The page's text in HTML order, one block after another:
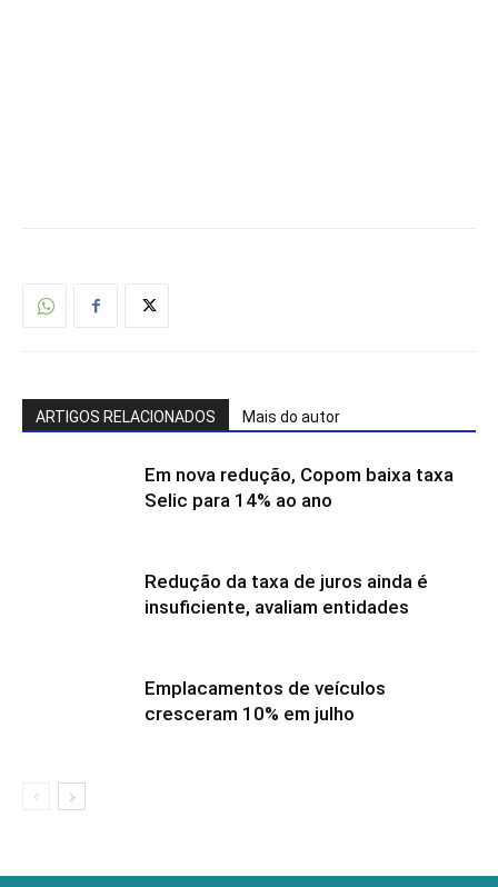
ARTIGOS RELACIONADOS Mais do autor
Em nova redução, Copom baixa taxa
Selic para 14% ao ano
Redução da taxa de juros ainda é
insuficiente, avaliam entidades
Emplacamentos de veículos
cresceram 10% em julho